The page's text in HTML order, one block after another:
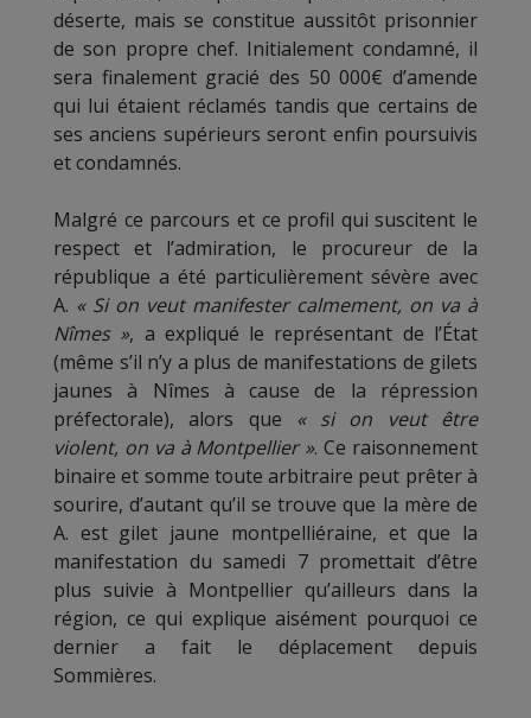
déserte, mais se constitue aussitôt prisonnier
de son propre chef. Initialement condamné, il
sera finalement gracié des 50 000€ d’amende
qui lui étaient réclamés tandis que certains de
ses anciens supérieurs seront enfin poursuivis
et condamnés.
Malgré ce parcours et ce profil qui suscitent le
respect et l’admiration, le procureur de la
république a été particulièrement sévère avec
A. « Si on veut manifester calmement, on va à
Nîmes », a expliqué le représentant de l’État
(même s’il n’y a plus de manifestations de gilets
jaunes à Nîmes à cause de la répression
préfectorale), alors que « si on veut être
violent, on va à Montpellier ». Ce raisonnement
binaire et somme toute arbitraire peut prêter à
sourire, d’autant qu’il se trouve que la mère de
A. est gilet jaune montpelliéraine, et que la
manifestation du samedi 7 promettait d’être
plus suivie à Montpellier qu’ailleurs dans la
région, ce qui explique aisément pourquoi ce
dernier a fait le déplacement depuis
Sommières.